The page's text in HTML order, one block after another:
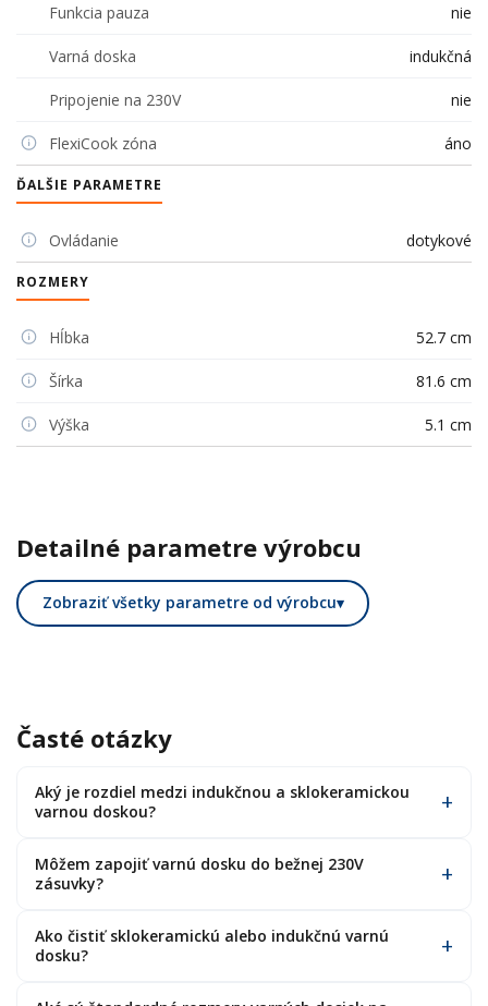
Funkcia pauza nie
Varná doska indukčná
Pripojenie na 230V nie
FlexiCook zóna áno
ĎALŠIE PARAMETRE
Ovládanie dotykové
ROZMERY
Hĺbka 52.7 cm
Šírka 81.6 cm
Výška 5.1 cm
Detailné parametre výrobcu
Zobraziť všetky parametre od výrobcu▾
Časté otázky
Aký je rozdiel medzi indukčnou a sklokeramickou
varnou doskou?
Môžem zapojiť varnú dosku do bežnej 230V
zásuvky?
Ako čistiť sklokeramickú alebo indukčnú varnú
dosku?